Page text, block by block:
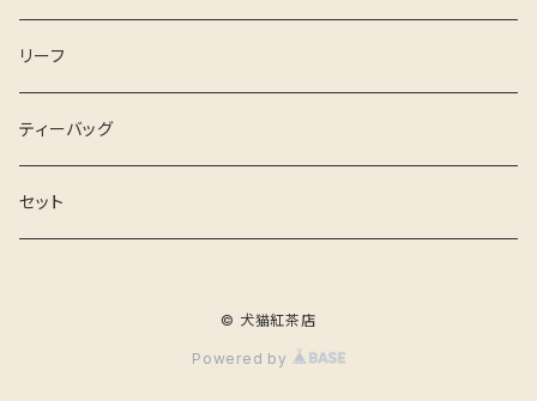
リーフ
ティーバッグ
セット
© 犬猫紅茶店
Powered by